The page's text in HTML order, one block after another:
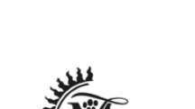
abbracciando invece i
meraviglia, l'ostentazione